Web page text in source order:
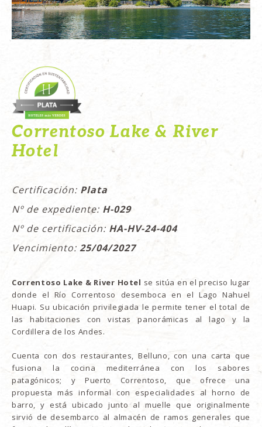
Correntoso Lake & River
Hotel
Certificación: Plata
Nº de expediente: H-029
Nº de certificación: HA-HV-24-404
Vencimiento: 25/04/2027
Correntoso Lake & River Hotel se sitúa en el preciso lugar
donde el Río Correntoso desemboca en el Lago Nahuel
Huapi. Su ubicación privilegiada le permite tener el total de
las habitaciones con vistas panorámicas al lago y la
Cordillera de los Andes.
Cuenta con dos restaurantes, Belluno, con una carta que
fusiona la cocina mediterránea con los sabores
patagónicos; y Puerto Correntoso, que ofrece una
propuesta más informal con especialidades al horno de
barro, y está ubicado junto al muelle que originalmente
sirvió de desembarco al almacén de ramos generales que